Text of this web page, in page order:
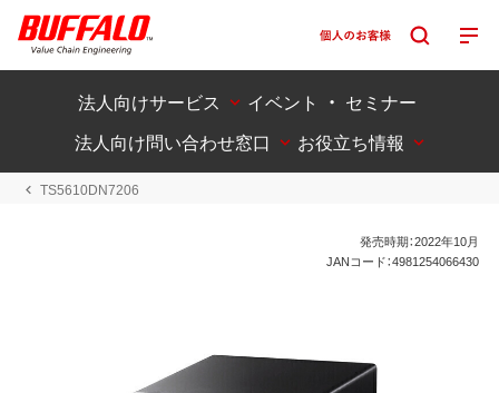
法人向けサービス
イベント ・ セミナー
法人向け問い合わせ窓口
お役立ち情報
TS5610DN7206
発売時期：2022年10月
JANコード：4981254066430